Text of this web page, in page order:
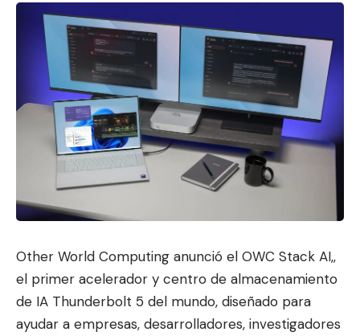
Other World Computing anunció el OWC Stack AI,,
el primer acelerador y centro de almacenamiento
de IA Thunderbolt 5 del mundo, diseñado para
ayudar a empresas, desarrolladores, investigadores